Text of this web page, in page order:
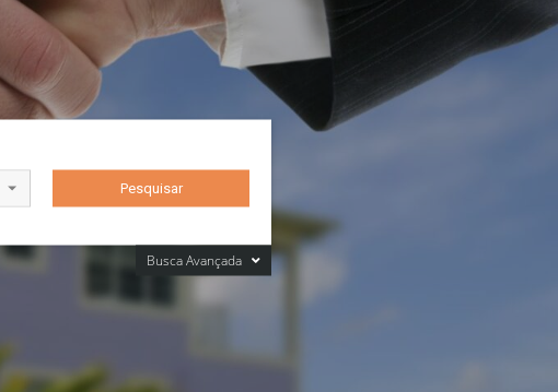
Busca Avançada